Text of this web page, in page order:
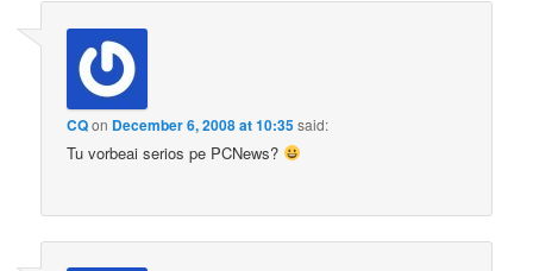
CQon December 6, 2008 at 10:35said:
Tu vorbeai serios pe PCNews?